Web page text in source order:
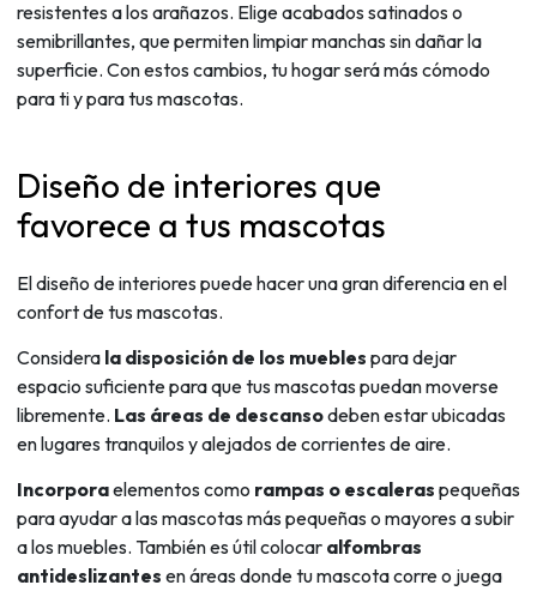
resistentes a los arañazos. Elige acabados satinados o
semibrillantes, que permiten limpiar manchas sin dañar la
superficie. Con estos cambios, tu hogar será más cómodo
para ti y para tus mascotas.
Diseño de interiores que
favorece a tus mascotas
El diseño de interiores puede hacer una gran diferencia en el
confort de tus mascotas.
Considera la disposición de los muebles para dejar
espacio suficiente para que tus mascotas puedan moverse
libremente. Las áreas de descansodeben estar ubicadas
en lugares tranquilos y alejados de corrientes de aire.
Incorporaelementos como rampas o escaleras pequeñas
para ayudar a las mascotas más pequeñas o mayores a subir
a los muebles. También es útil colocar alfombras
antideslizantes en áreas donde tu mascota corre o juega